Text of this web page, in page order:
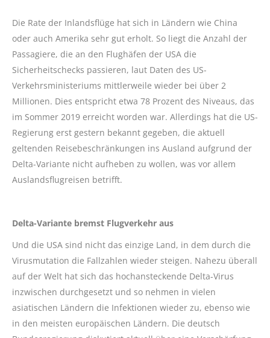
Die Rate der Inlandsflüge hat sich in Ländern wie China
oder auch Amerika sehr gut erholt. So liegt die Anzahl der
Passagiere, die an den Flughäfen der USA die
Sicherheitschecks passieren, laut Daten des US-
Verkehrsministeriums mittlerweile wieder bei über 2
Millionen. Dies entspricht etwa 78 Prozent des Niveaus, das
im Sommer 2019 erreicht worden war. Allerdings hat die US-
Regierung erst gestern bekannt gegeben, die aktuell
geltenden Reisebeschränkungen ins Ausland aufgrund der
Delta-Variante nicht aufheben zu wollen, was vor allem
Auslandsflugreisen betrifft.
Delta-Variante bremst Flugverkehr aus
Und die USA sind nicht das einzige Land, in dem durch die
Virusmutation die Fallzahlen wieder steigen. Nahezu überall
auf der Welt hat sich das hochansteckende Delta-Virus
inzwischen durchgesetzt und so nehmen in vielen
asiatischen Ländern die Infektionen wieder zu, ebenso wie
in den meisten europäischen Ländern. Die deutsch